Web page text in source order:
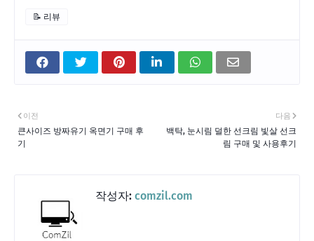
📝 리뷰
다음
백탁, 눈시림 덜한 선크림 빛살 선크
림 구매 및 사용후기
이전
큰사이즈 방짜유기 옥면기 구매 후
기
작성자: comzil.com